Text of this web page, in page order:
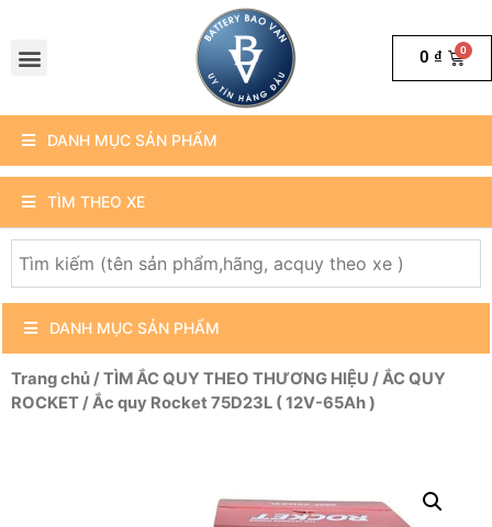
0 ₫
DANH MỤC SẢN PHẨM
TÌM THEO XE
DANH MỤC SẢN PHẨM
Trang chủ/TÌM ẮC QUY THEO THƯƠNG HIỆU /ẮC QUY
ROCKET/ Ắc quy Rocket 75D23L ( 12V-65Ah )